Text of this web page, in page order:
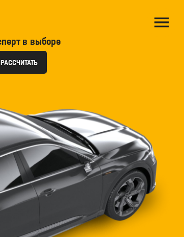
РАССЧИТАТЬ
в выборе